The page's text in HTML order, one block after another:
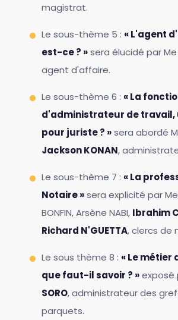
magistrat.
Le sous-thème 5 : « L'agent
est-ce ? »sera élucidé par Me
agent d'affaire.
Le sous-thème 6 : « La
d'administrateur de travail,
pour juriste ? »sera abordé
Jackson KONAN,
Le sous-thème 7 : « La
Notaire »sera explicité par
BONFIN, Arsène NABI, Ibrahim
Richard N'GUETTA, clercs de
Le sous thème 8 : « Le métier
que faut-il savoir ? »exposé
SORO, administrateur des
parquets.